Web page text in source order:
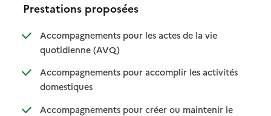
Prestations proposées
Accompagnements pour les actes de la vie
quotidienne (AVQ): disponible
: non disponible
Accompagnements pour accomplir les activités
domestiques: disponible
: non disponible
Accompagnements pour créer ou maintenir le